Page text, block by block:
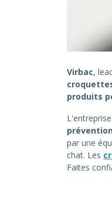
Virbac,
produits
par une
chat. Les
Faites